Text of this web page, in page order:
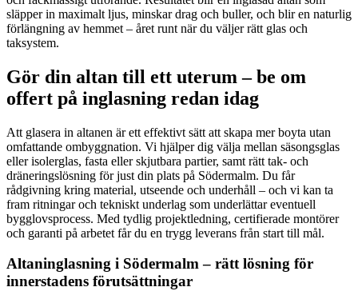
släpper in maximalt ljus, minskar drag och buller, och blir en naturlig
förlängning av hemmet – året runt när du väljer rätt glas och
taksystem.
Gör din altan till ett uterum – be om
offert på inglasning redan idag
Att glasera in altanen är ett effektivt sätt att skapa mer boyta utan
omfattande ombyggnation. Vi hjälper dig välja mellan säsongsglas
eller isolerglas, fasta eller skjutbara partier, samt rätt tak- och
dräneringslösning för just din plats på Södermalm. Du får
rådgivning kring material, utseende och underhåll – och vi kan ta
fram ritningar och tekniskt underlag som underlättar eventuell
bygglovsprocess. Med tydlig projektledning, certifierade montörer
och garanti på arbetet får du en trygg leverans från start till mål.
Altaninglasning i Södermalm – rätt lösning för
innerstadens förutsättningar